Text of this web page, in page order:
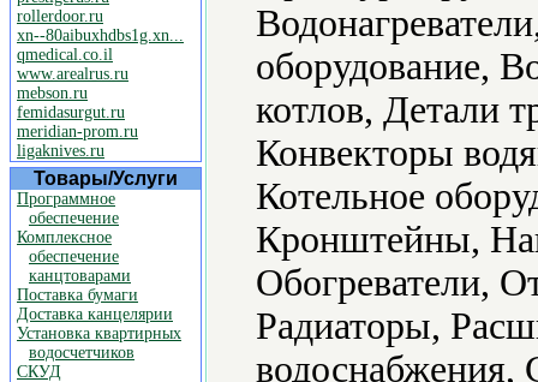
rollerdoor.ru
xn--80aibuxhdbs1g.xn...
qmedical.co.il
www.arealrus.ru
mebson.ru
femidasurgut.ru
meridian-prom.ru
ligaknives.ru
Товары/Услуги
Программное
обеспечение
Комплексное
обеспечение
канцтоварами
Поставка бумаги
Доставка канцелярии
Установка квартирных
водосчетчиков
СКУД
оборудование,
котлов, Детали
Конвекторы
Котельное
Кронштейны,
Обогреватели,
Радиаторы,
водоснабжения,